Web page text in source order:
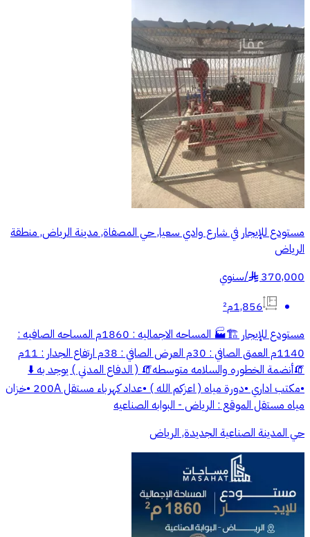
مستودع للإيجار في شارع وادي سعيا, حي المصفاة, مدينة الرياض, منطقة
الرياض
370,000
§
/سنوي
1,856م²
مستودع للإيجار 🏗️🏭 المساحه الاجماليه : 1860م المساحه الصافيه :
1140م العمق الصافي : 30م العرض الصافي : 38م ارتفاع الجدار : 11م
🧯أنضمة الخطوره والسلامه متوسطه🧯 ( الدفاع المدني ) يوجد به ⬇️
•مكتب اداري •دورة مياه ( اعزكم الله ) •عداد كهرباء مستقل 200A •خزان
مياه مستقل الموقع : الرياض - البوابه الصناعيه
حي المدينة الصناعية الجديدة, الرياض